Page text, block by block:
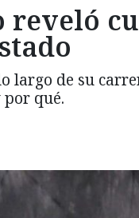
reveló
largo de su
qué.